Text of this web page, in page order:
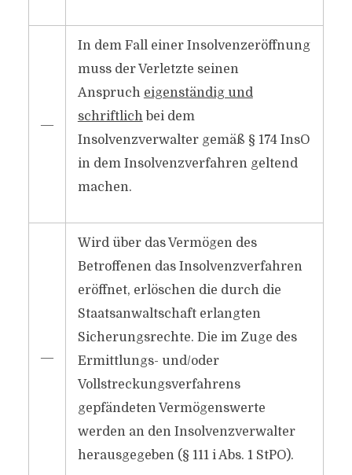
―
In dem Fall einer Insolvenzeröffnung
muss der Verletzte seinen
Anspruch eigenständig und
schriftlichbei dem
Insolvenzverwalter gemäß § 174 InsO
in dem Insolvenzverfahren geltend
machen.
―
Wird über das Vermögen des
Betroffenen das Insolvenzverfahren
eröffnet, erlöschen die durch die
Staatsanwaltschaft erlangten
Sicherungsrechte. Die im Zuge des
Ermittlungs- und/oder
Vollstreckungsverfahrens
gepfändeten Vermögenswerte
werden an den Insolvenzverwalter
herausgegeben (§ 111 i Abs. 1 StPO).